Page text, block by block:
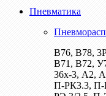
Пневматика
В76, В78,
В71, В72,
36х-3, А2,
П-РК3.3, П-